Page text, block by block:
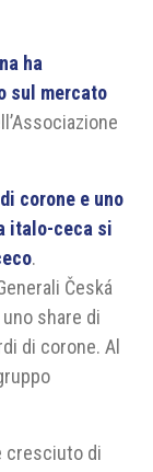
ha
sul mercato
corone e uno
italo-ceca si
.
Česká
share di
di corone. Al
cresciuto di